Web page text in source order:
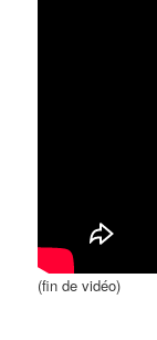
(fin de vidéo)